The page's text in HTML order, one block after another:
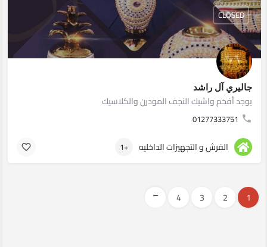
جاليري آل راشد
يوجد أفخم واشيك النجف المودرن والكلاسيك
01277333751
CLOSED
الفرش و التجهيزات الداخليه +1
1
2
3
4
→